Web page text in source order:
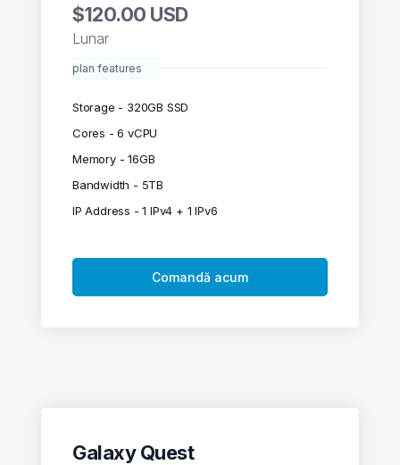
$120.00 USD
Lunar
plan features
Storage - 320GB SSD
Cores - 6 vCPU
Memory - 16GB
Bandwidth - 5TB
IP Address - 1 IPv4 + 1 IPv6
Comandă acum
Galaxy Quest